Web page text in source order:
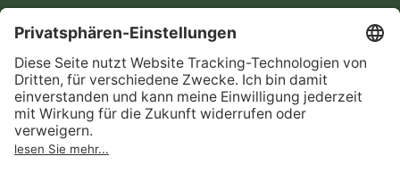
AGB
Informationen nach Data
Act
Verträge hier kündigen
Impressum